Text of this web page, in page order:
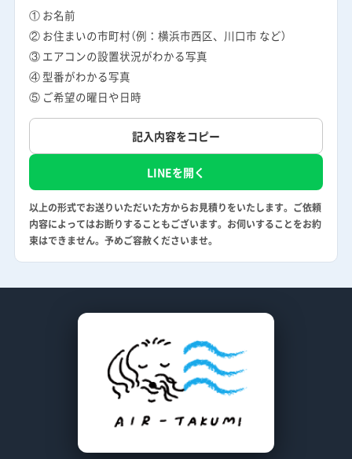
① お名前
② お住まいの市町村（例：横浜市西区、川口市 など）
③ エアコンの設置状況がわかる写真
④ 型番がわかる写真
⑤ ご希望の曜日や日時
記入内容をコピー
LINEを開く
以上の形式でお送りいただいた方からお見積りをいたします。ご依頼
内容によってはお断りすることもございます。お伺いすることをお約
束はできません。予めご容赦くださいませ。